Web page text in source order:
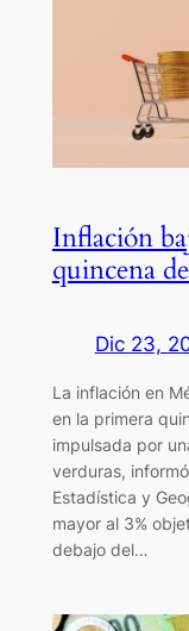
Inflación
quincena
Dic 23,
La inflación en
en la primera
impulsada por
verduras,
Estadística y
mayor al 3%
debajo del…